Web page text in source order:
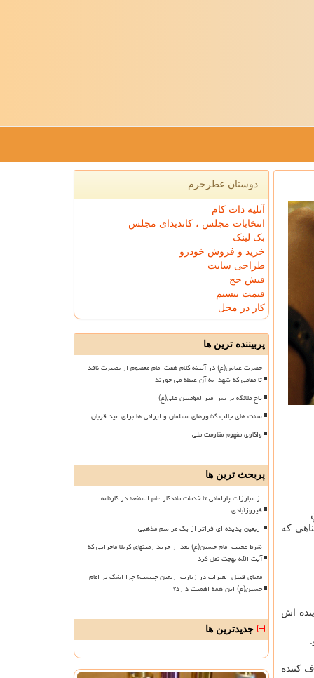
که
اش
کننده
دوستان عطرحرم
آتلیه دات کام
انتخابات مجلس ، کاندیدای مجلس
بک لینک
خرید و فروش خودرو
طراحی سایت
فیش حج
قیمت بیسیم
کار در محل
پربیننده ترین ها
حضرت عباس(ع) در آیینه کلام هفت امام معصوم از بصیرت نافذ
تا مقامی که شهدا به آن غبطه می خورند
تاج ملائکه بر سر امیرالمؤمنین علی(ع)
سنت های جالب کشورهای مسلمان و ایرانی ها برای عید قربان
واکاوی مفهوم مقاومت ملی
پربحث ترین ها
از مبارزات پارلمانی تا خدمات ماندگار عام المنفعه در کارنامه
فیروزآبادی
اربعین پدیده ای فراتر از یک مراسم مذهبی
شرط عجیب امام حسین(ع) بعد از خرید زمینهای کربلا ماجرایی که
آیت الله بهجت نقل کرد
معنای قتیل العبرات در زیارت اربعین چیست؟ چرا اشک بر امام
حسین(ع) این همه اهمیت دارد؟
جدیدترین ها